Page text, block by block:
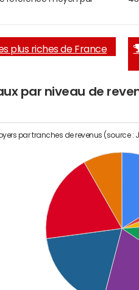
plus riches de France
par niveau de
par tranches de revenus (source :